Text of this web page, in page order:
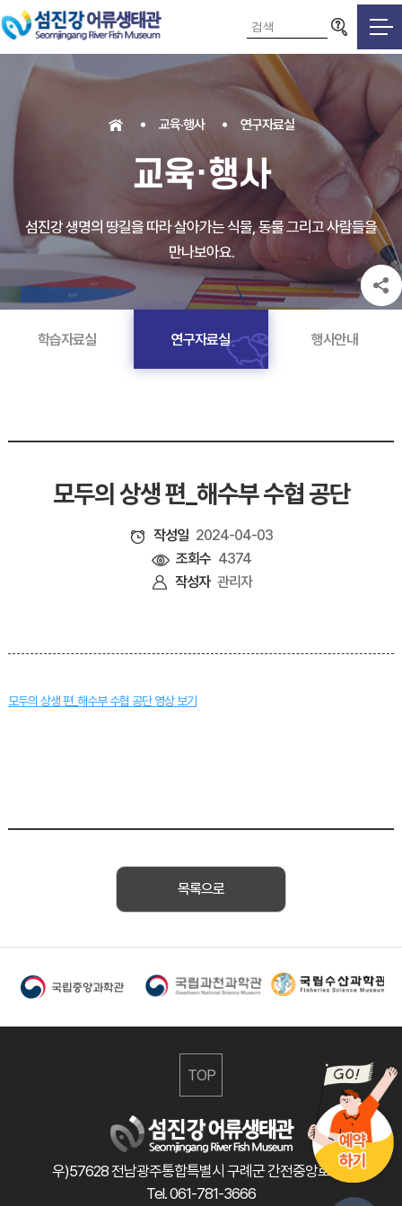
검색영역
교육·행사 연구자료실
교육·행사
섬진강 생명의 땅길을 따라 살아가는 식물, 동물 그리고 사람들을
만나보아요.
학습자료실 연구자료실 행사안내
모두의 상생 편_해수부 수협 공단
작성일 2024-04-03
조회수 4374
작성자 관리자
모두의 상생 편_해수부 수협 공단 영상 보기
목록으로
우)57628 전남광주통합특별시 구례군 간전중앙로 47
Tel. 061-781-3666
TOP